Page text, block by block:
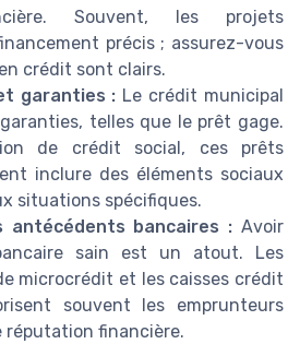
Souvent, les projets
précis ; assurez-vous
crédit sont clairs.
garanties : Le crédit municipal
telles que le prêt gage.
de crédit social, ces prêts
inclure des éléments sociaux
situations spécifiques.
antécédents bancaires : Avoir
sain est un atout. Les
microcrédit et les caisses crédit
souvent les emprunteurs
réputation financière.